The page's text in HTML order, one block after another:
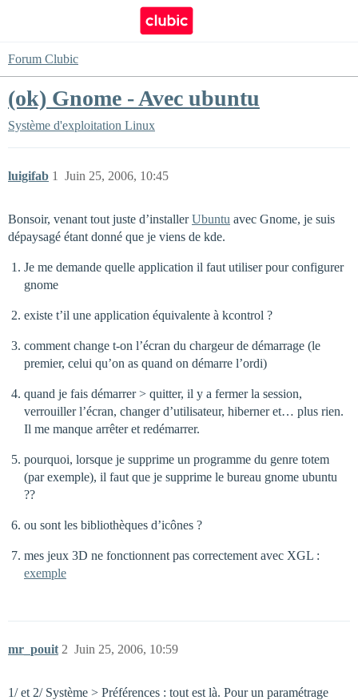
Forum Clubic
(ok) Gnome - Avec ubuntu
Système d'exploitation Linux
luigifab Juin 25, 2006, 10:45
1
Bonsoir, venant tout juste d’installerUbuntu avec Gnome, je suis
dépaysagé étant donné que je viens de kde.
Je me demande quelle application il faut utiliser pour configurer
gnome
existe t’il une application équivalente à kcontrol ?
comment change t-on l’écran du chargeur de démarrage (le
premier, celui qu’on as quand on démarre l’ordi)
quand je fais démarrer > quitter, il y a fermer la session,
verrouiller l’écran, changer d’utilisateur, hiberner et… plus rien.
Il me manque arrêter et redémarrer.
pourquoi, lorsque je supprime un programme du genre totem
(par exemple), il faut que je supprime le bureau gnome ubuntu
??
ou sont les bibliothèques d’icônes ?
mes jeux 3D ne fonctionnent pas correctement avec XGL :
exemple
mr_pouit Juin 25, 2006, 10:59
2
1/ et 2/ Système > Préférences : tout est là. Pour un paramétrage